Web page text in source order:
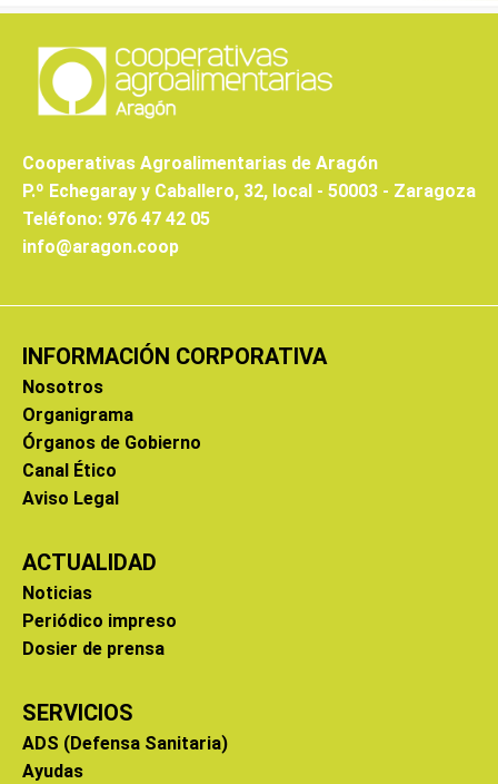
Cooperativas Agroalimentarias de Aragón
P.º Echegaray y Caballero, 32, local - 50003 - Zaragoza
Teléfono: 976 47 42 05
info@aragon.coop
INFORMACIÓN CORPORATIVA
Nosotros
Organigrama
Órganos de Gobierno
Canal Ético
Aviso Legal
ACTUALIDAD
Noticias
Periódico impreso
Dosier de prensa
SERVICIOS
ADS (Defensa Sanitaria)
Ayudas